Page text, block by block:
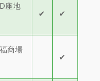
座地
✔ ✔
商場
✔